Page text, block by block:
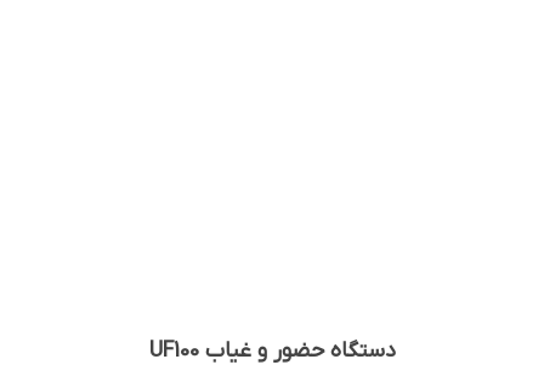
دستگاه حضور و غیاب UF100